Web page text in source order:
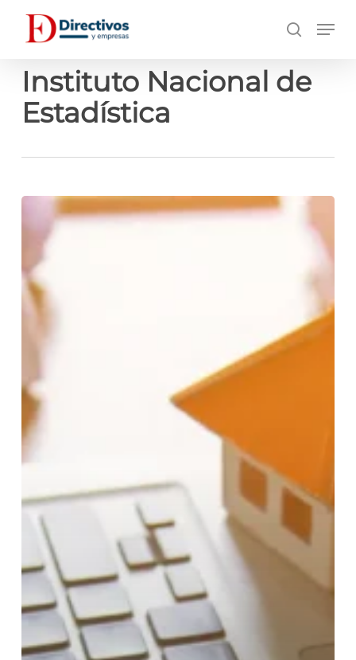
principal
búsqueda
Instituto Nacional de
Estadística